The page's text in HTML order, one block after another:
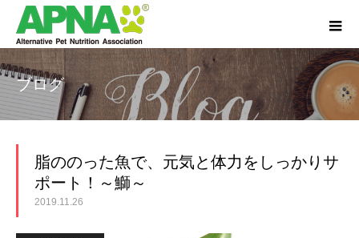
ブログ
脂ののった魚で、元気と体力をしっかりサ
ポート！～鰤～
2019.11.26